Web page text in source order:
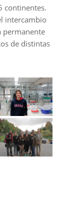
continentes.
intercambio
permanente
de distintas